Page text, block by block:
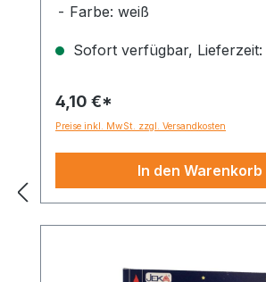
Farbe: weiß
Sofort verfügbar, Lieferzeit:
4,10 €*
Preise inkl. MwSt. zzgl. Versandkosten
In den Warenkorb